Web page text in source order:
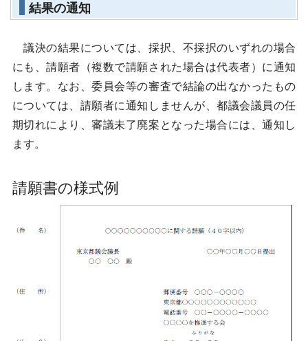
結果の通知
議決の結果については、採択、不採択のいずれの場合
にも、請願者（複数で請願された場合は代表者）に通知
します。なお、委員会等の審査で結論の出なかったもの
については、請願者に通知しませんが、都議会議員の任
期切れにより、審議未了廃案となった場合には、通知し
ます。
請願書の様式例